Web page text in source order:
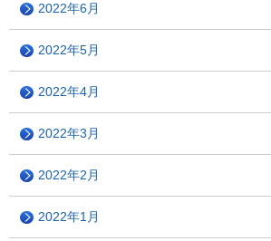
2022年6月
2022年5月
2022年4月
2022年3月
2022年2月
2022年1月